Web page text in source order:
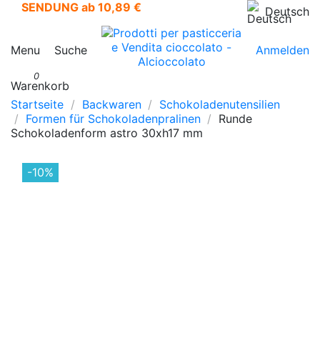
SENDUNG ab 10,89 € Deutsch
Menu Suche Anmelden
0
Warenkorb
Startseite
Backwaren
Schokoladenutensilien
Formen für Schokoladenpralinen
Runde
Schokoladenform astro 30xh17 mm
-10%